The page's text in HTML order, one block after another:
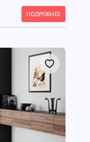
ПОДРОБНЕЕ